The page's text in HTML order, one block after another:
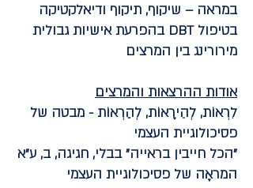
במראה – שיקוף, תיקוף ודיאלקטיקה
בטיפול DBT בהפרעת אישיות גבולית
מירורינג בין המרצים
אודות ההרצאות והמרצים
לִרְאוֹת, לְהֵירָאוֹת, לְהַרְאוֹת - מבטה של
פסיכולוגיית העצמי
"הכל חייבין בראייה" בבלי, חגיגה, ב, ע"א
המראָה של פסיכולוגיית העצמי